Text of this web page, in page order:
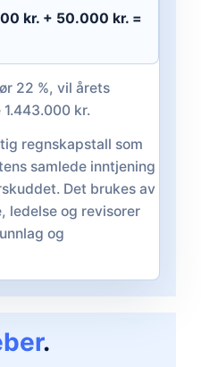
22 %, vil årets
kr.
regnskapstall som
samlede inntjening
Det brukes av
ledelse og revisorer
og
.